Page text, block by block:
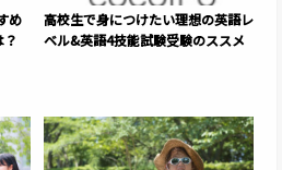
め
高校生で身につけたい理想の英語レ
ベル&英語4技能試験受験のススメ